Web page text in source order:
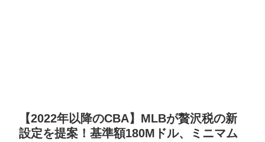
【2022年以降のCBA】MLBが贅沢税の新
設定を提案！基準額180Mドル、ミニマム